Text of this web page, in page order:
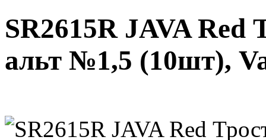
SR2615R JAVA Red
альт №1,5 (10шт),